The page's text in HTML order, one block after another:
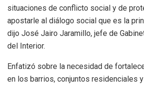
situaciones de conflicto social y de
apostarle al diálogo social que es la
dijo José Jairo Jaramillo, jefe de
del Interior.
Enfatizó sobre la necesidad de
en los barrios, conjuntos residenciales